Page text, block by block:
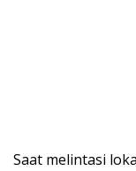
Saat melintasi